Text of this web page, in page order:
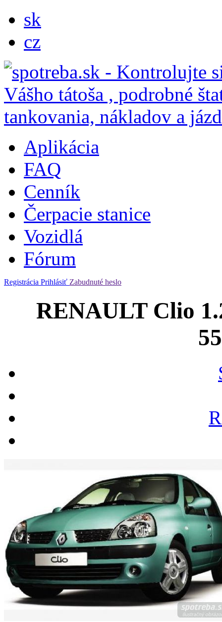
sk
cz
Aplikácia
FAQ
Cenník
Čerpacie stanice
Vozidlá
Fórum
Registrácia Prihlásiť Zabudnuté heslo
RENAULT Clio